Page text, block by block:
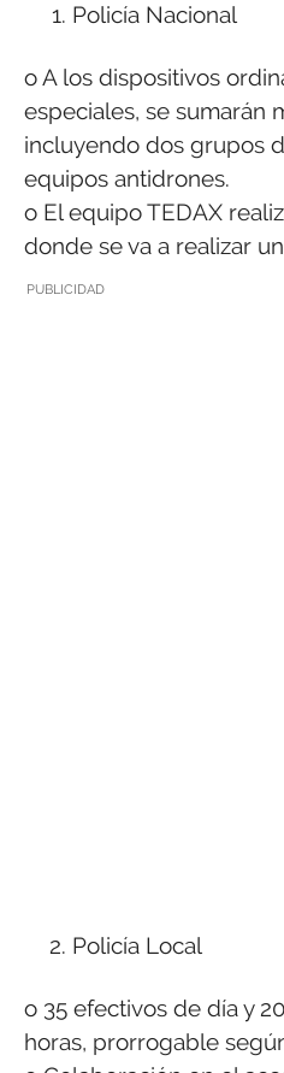
Policía Nacional
o A los dispositivos
especiales, se sumarán
incluyendo dos grupos
equipos antidrones.
o El equipo TEDAX
donde se va a realizar
PUBLICIDAD
Policía Local
o 35 efectivos de día y
horas, prorrogable